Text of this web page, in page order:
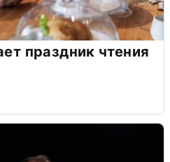
праздник чтения